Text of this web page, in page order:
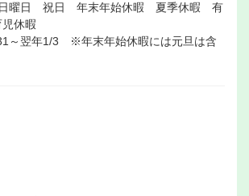
曜日 祝日 年末年始休暇 夏季休暇 有
休暇
～翌年1/3 ※年末年始休暇には元旦は含